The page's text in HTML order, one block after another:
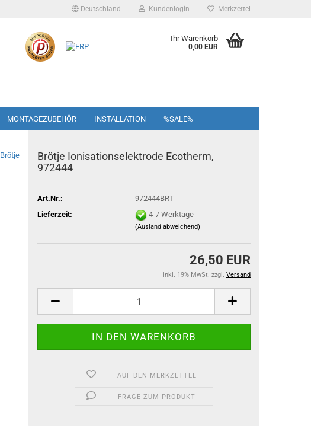
Deutschland Kundenlogin Merkzettel
Ihr Warenkorb
0,00 EUR
MONTAGEZUBEHÖR INSTALLATION %SALE%
Brötje
Brötje Ionisationselektrode Ecotherm,
972444
Art.Nr.:
972444BRT
Lieferzeit:
4-7 Werktage
(Ausland abweichend)
26,50 EUR
inkl. 19% MwSt. zzgl. Versand
AUF DEN MERKZETTEL
FRAGE ZUM PRODUKT